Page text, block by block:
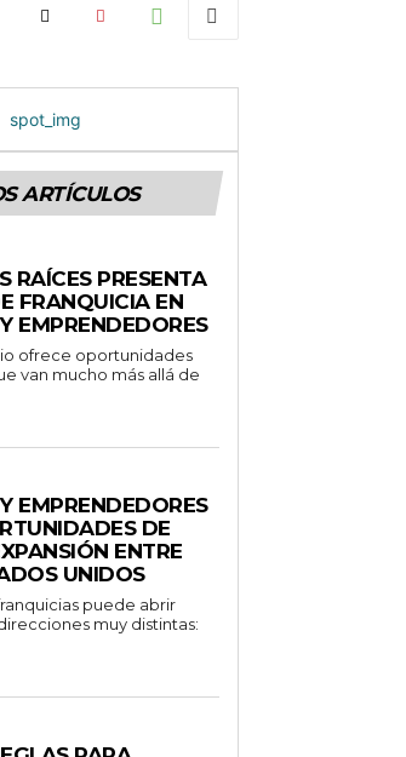
ARTÍCULOS
RAÍCES PRESENTA
FRANQUICIA EN
EMPRENDEDORES
ofrece oportunidades
van mucho más allá de
EMPRENDEDORES
DE
ENTRE
UNIDOS
puede abrir
muy distintas: